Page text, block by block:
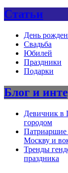
Статьи
День
Свадьба
Юбилей
Праздники
Подарки
Блог и
Девичник в
городом
Патриаршие
Москву и
Тренды
праздника